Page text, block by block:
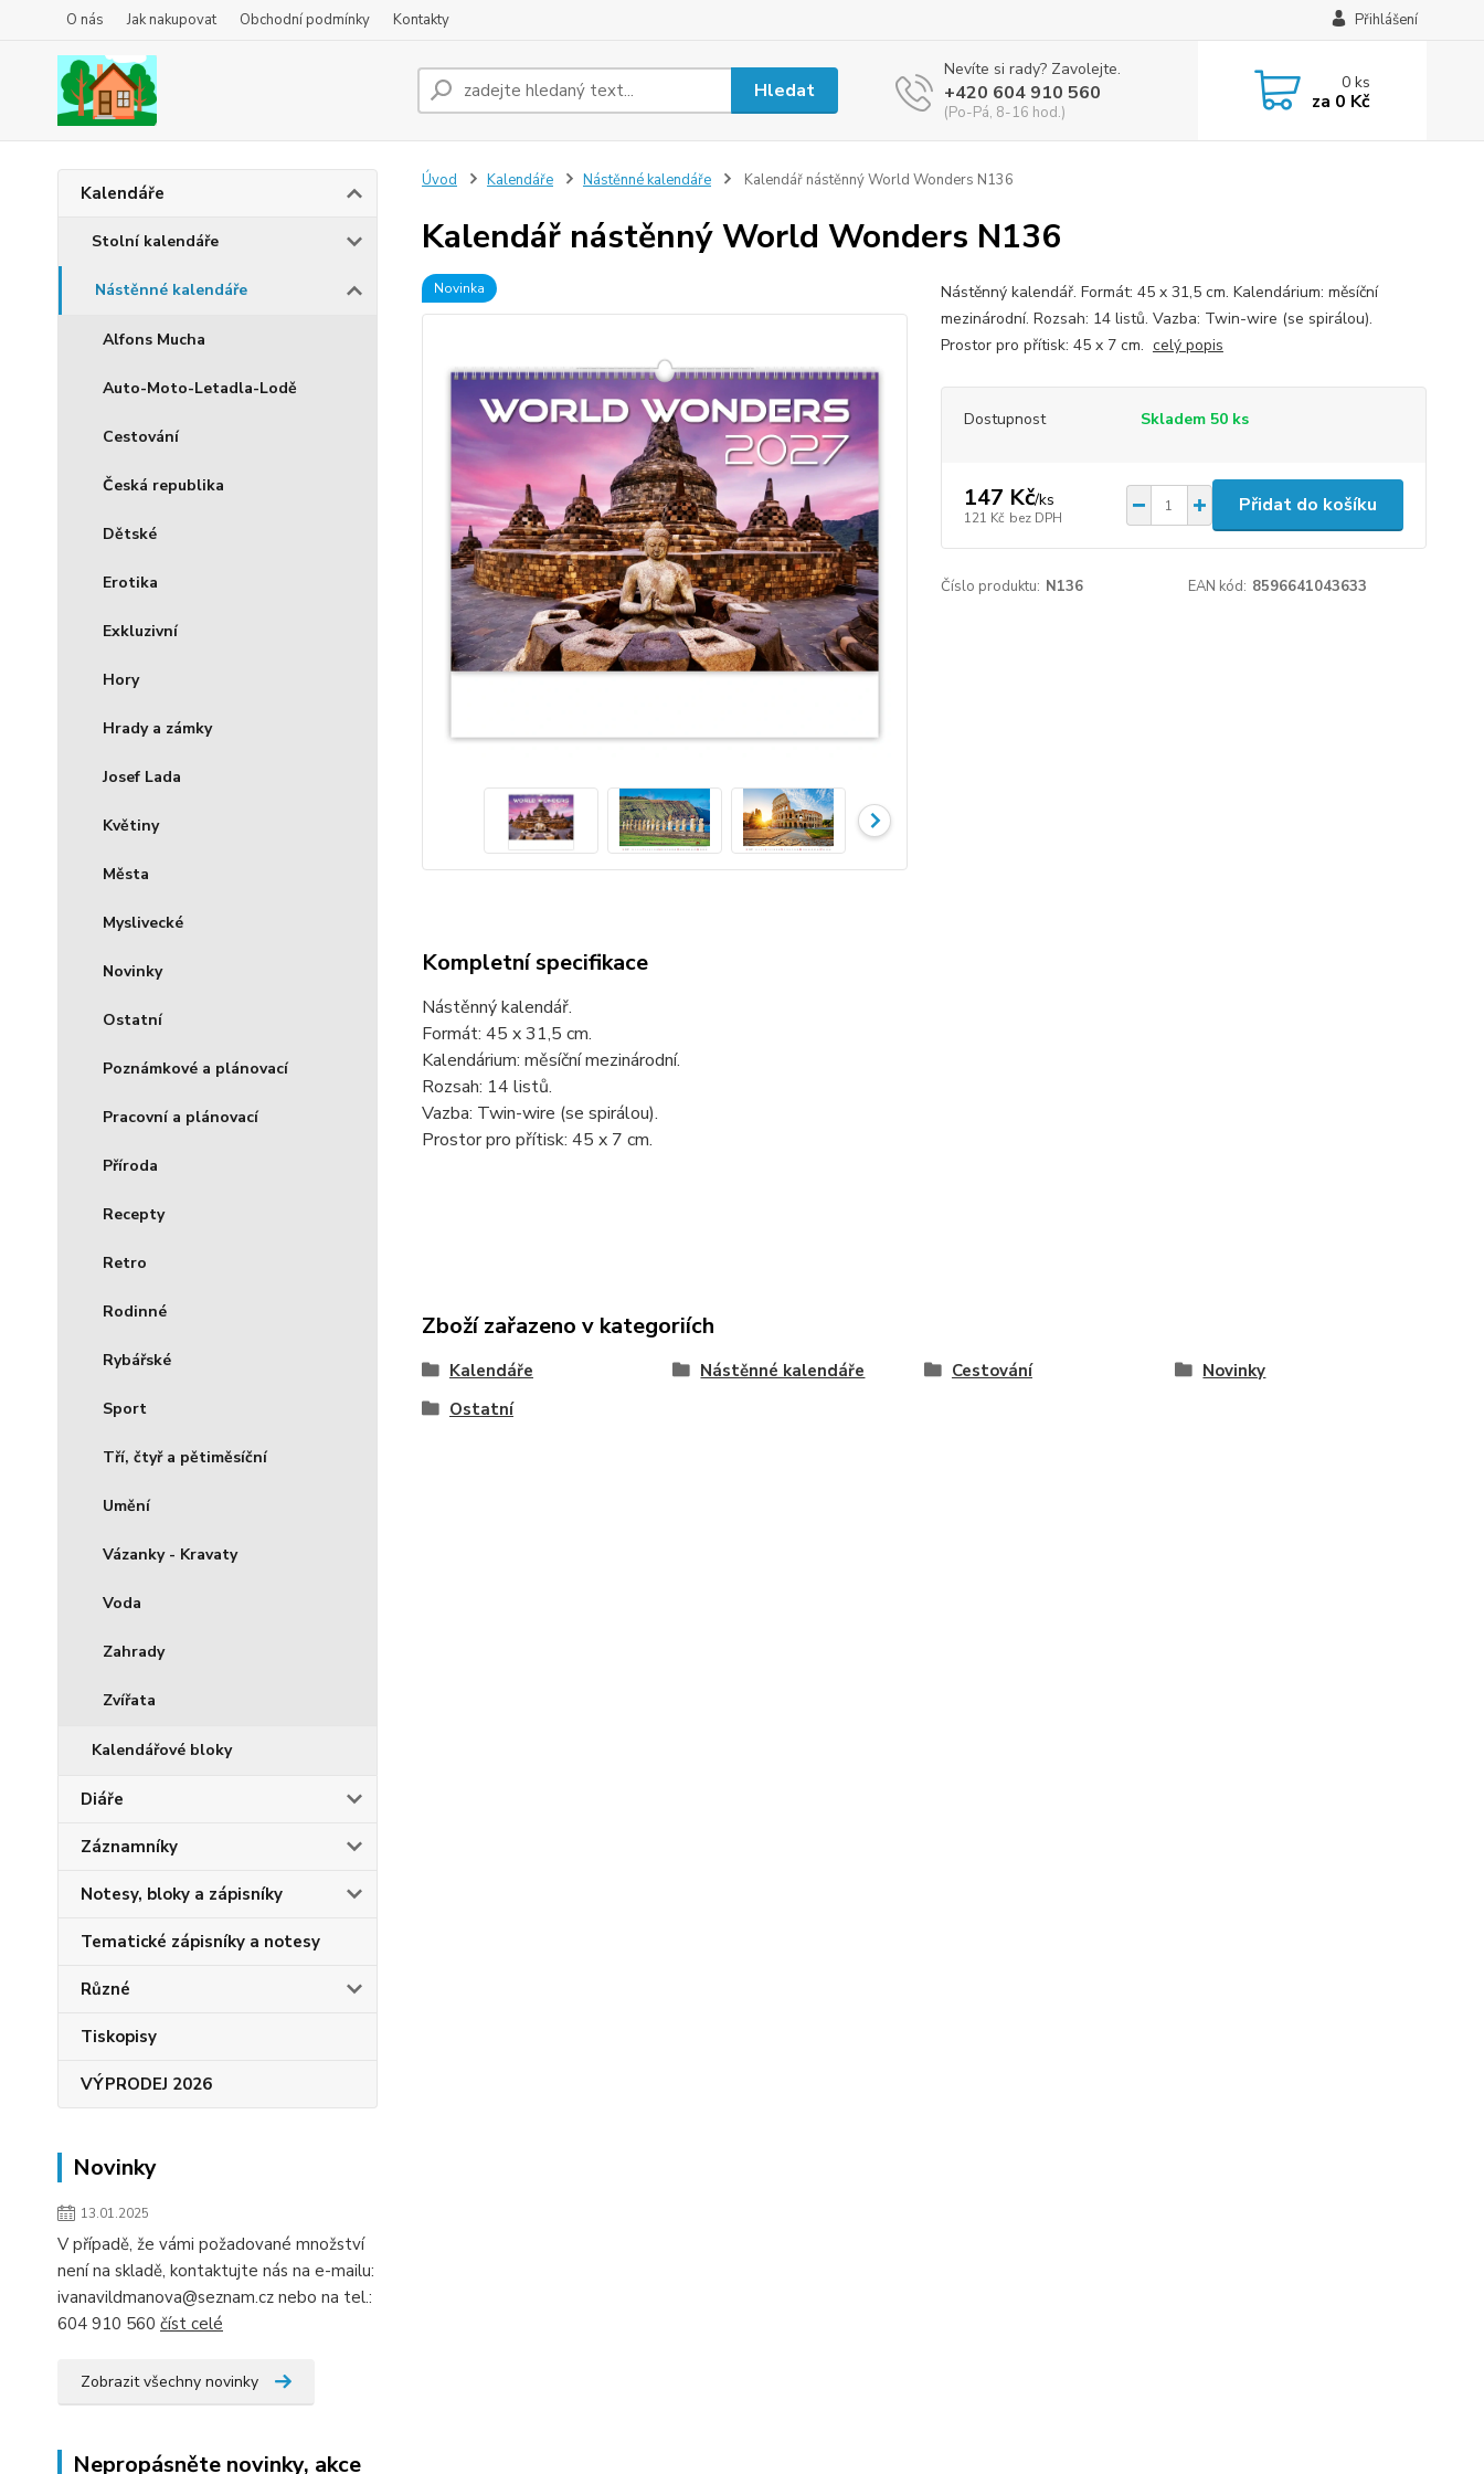
O nás Jak nakupovat Obchodní podmínky Kontakty Přihlášení
Hledat
Nevíte si rady? Zavolejte.
+420 604 910 560
(Po-Pá, 8-16 hod.)
0ks
za 0 Kč
Kalendáře
Stolní kalendáře
Nástěnné kalendáře
Alfons Mucha
Auto-Moto-Letadla-Lodě
Cestování
Česká republika
Dětské
Erotika
Exkluzivní
Hory
Hrady a zámky
Josef Lada
Květiny
Města
Myslivecké
Novinky
Ostatní
Poznámkové a plánovací
Pracovní a plánovací
Příroda
Recepty
Retro
Rodinné
Rybářské
Sport
Tří, čtyř a pětiměsíční
Umění
Vázanky - Kravaty
Voda
Zahrady
Zvířata
Kalendářové bloky
Diáře
Záznamníky
Notesy, bloky a zápisníky
Tematické zápisníky a notesy
Různé
Tiskopisy
VÝPRODEJ 2026
Novinky
13.01.2025
V případě, že vámi požadované množství
není na skladě, kontaktujte nás na e-mailu:
ivanavildmanova@seznam.cz nebo na tel.:
604 910 560 číst celé
Zobrazit všechny novinky
Nepropásněte novinky, akce
Úvod Kalendáře Nástěnné kalendáře Kalendář nástěnný World Wonders N136
Kalendář nástěnný World Wonders N136
Novinka
Nástěnný kalendář. Formát: 45 x 31,5 cm. Kalendárium: měsíční
mezinárodní. Rozsah: 14 listů. Vazba: Twin-wire (se spirálou).
Prostor pro přítisk: 45 x 7 cm. celý popis
Dostupnost Skladem 50 ks
147 Kč/ks
121 Kč bez DPH
Přidat do košíku
Číslo produktu: N136 EAN kód: 8596641043633
Kompletní specifikace
Nástěnný kalendář.
Formát: 45 x 31,5 cm.
Kalendárium: měsíční mezinárodní.
Rozsah: 14 listů.
Vazba: Twin-wire (se spirálou).
Prostor pro přítisk: 45 x 7 cm.
Zboží zařazeno v kategoriích
Kalendáře Nástěnné kalendáře Cestování
Novinky
Ostatní